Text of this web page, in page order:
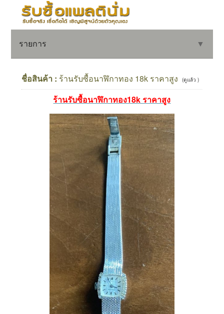
รายการ ▼
ชื่อสินค้า : ร้านรับซื้อนาฬิกาทอง 18k ราคาสูง (ดูแล้ว )
ร้านรับซื้อนาฬิกาทอง18k ราคาสูง